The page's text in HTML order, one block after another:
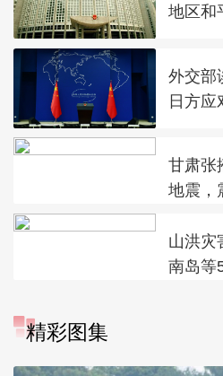
地区和
外交部
日方应
甘肃张
地震，
山洪灾
南岛等
精彩图集